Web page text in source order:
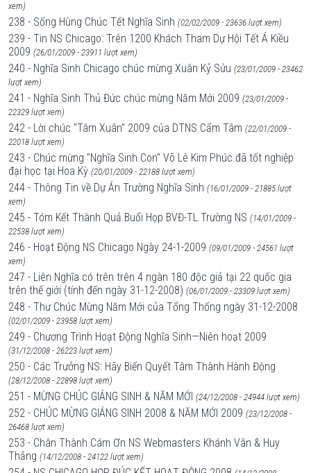
xem)
238 - Sống Hùng Chúc Tết Nghĩa Sinh (02/02/2009 - 23636 lượt xem)
239 - Tin NS Chicago: Trên 1200 Khách Tham Dự Hội Tết Á Kiều
2009 (26/01/2009 - 23911 lượt xem)
240 - Nghĩa Sinh Chicago chúc mừng Xuân Kỷ Sửu (23/01/2009 - 23462
lượt xem)
241 - Nghĩa Sinh Thủ Đức chúc mừng Năm Mới 2009 (23/01/2009 -
22329 lượt xem)
242 - Lời chúc "Tâm Xuân" 2009 của DTNS Cẩm Tâm (22/01/2009 -
22018 lượt xem)
243 - Chúc mừng "Nghĩa Sinh Con" Võ Lê Kim Phúc đã tốt nghiệp
đại học tại Hoa Kỳ (20/01/2009 - 22188 lượt xem)
244 - Thông Tin về Dự Án Trường Nghĩa Sinh (16/01/2009 - 21885 lượt
xem)
245 - Tóm Kết Thành Quả Buổi Họp BVĐ-TL Trường NS (14/01/2009 -
22538 lượt xem)
246 - Hoạt Động NS Chicago Ngày 24-1-2009 (09/01/2009 - 24561 lượt
xem)
247 - Liên Nghĩa có trên trên 4 ngàn 180 độc giả tại 22 quốc gia
trên thế giới (tính đến ngày 31-12-2008) (06/01/2009 - 23309 lượt xem)
248 - Thư Chúc Mừng Năm Mới của Tổng Thống ngày 31-12-2008
(02/01/2009 - 23958 lượt xem)
249 - Chương Trình Hoạt Động Nghĩa Sinh—Niên hoạt 2009
(31/12/2008 - 26223 lượt xem)
250 - Các Trưởng NS: Hãy Biến Quyết Tâm Thành Hành Động
(28/12/2008 - 22898 lượt xem)
251 - MỪNG CHÚC GIÁNG SINH & NĂM MỚI (24/12/2008 - 24944 lượt xem)
252 - CHÚC MỪNG GIÁNG SINH 2008 & NĂM MỚI 2009 (23/12/2008 -
26468 lượt xem)
253 - Chân Thành Cám Ơn NS Webmasters Khánh Vân & Huy
Thắng (14/12/2008 - 24122 lượt xem)